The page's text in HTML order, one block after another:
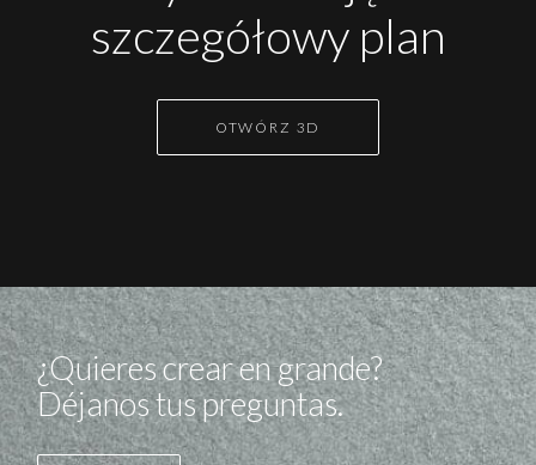
szczegółowy plan
OTWÓRZ 3D
¿Quieres crear en grande?
Déjanos tus preguntas.